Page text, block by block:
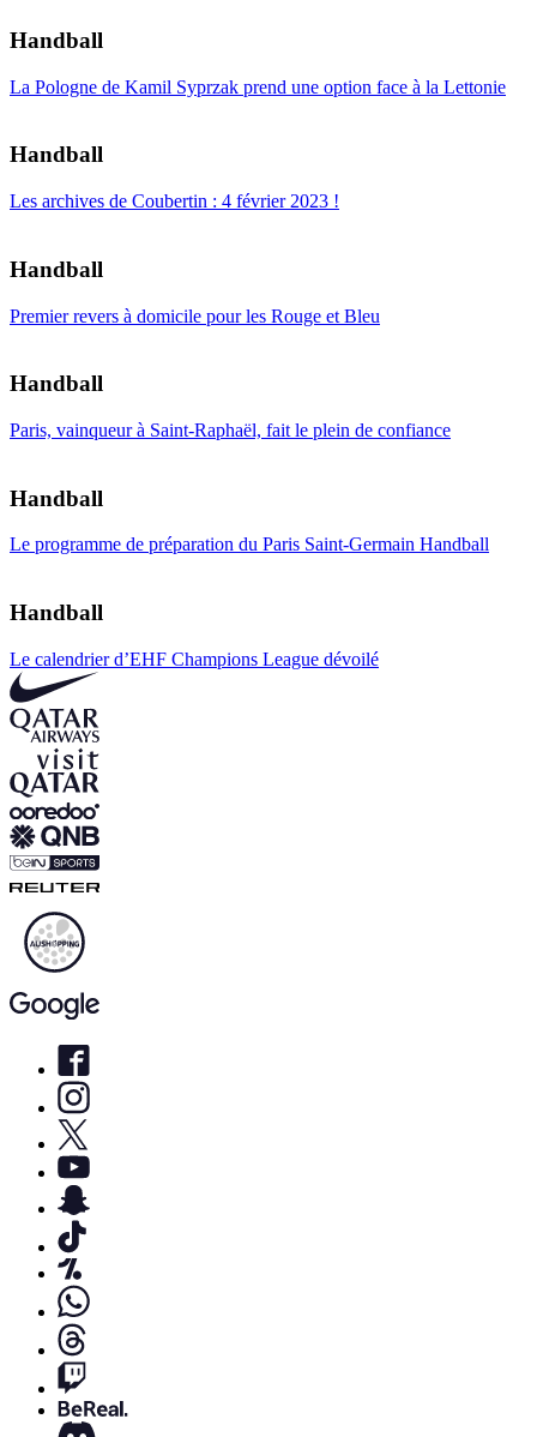
Handball
La Pologne de Kamil Syprzak prend une option face à la Lettonie
Handball
Les archives de Coubertin : 4 février 2023 !
Handball
Premier revers à domicile pour les Rouge et Bleu
Handball
Paris, vainqueur à Saint-Raphaël, fait le plein de confiance
Handball
Le programme de préparation du Paris Saint-Germain Handball
Handball
Le calendrier d’EHF Champions League dévoilé